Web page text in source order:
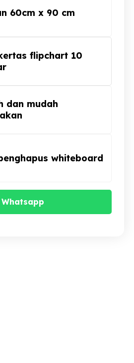
60cm x 90 cm
flipchart 10
dan mudah
whiteboard
Whatsapp